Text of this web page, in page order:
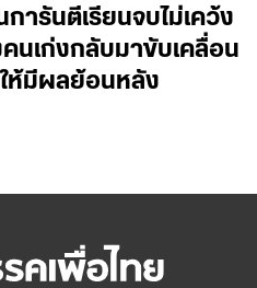
ารันตีเรียนจบไม่เคว้ง
นเก่งกลับมาขับเคลื่อน
ห้มีผลย้อนหลัง